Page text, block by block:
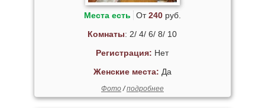
Места есть От240руб.
Комнаты: 2/ 4/ 6/ 8/ 10
Регистрация: Нет
Женские места: Да
Фото/подробнее